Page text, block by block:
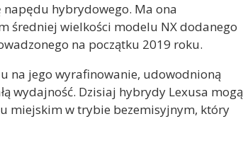
hybrydowego. Ma ona
średniej wielkości modelu NX dodanego
na początku 2019 roku.
na jego wyrafinowanie, udowodnioną
wydajność. Dzisiaj hybrydy Lexusa mogą
miejskim w trybie bezemisyjnym, który